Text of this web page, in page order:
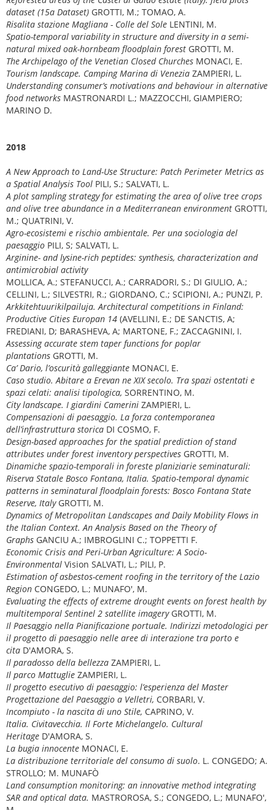
dataset (15a Dataset) GROTTI, M.; TOMAO, A.
Risalita stazione Magliana - Colle del Sole LENTINI, M.
Spatio-temporal variability in structure and diversity in a semi-
natural mixed oak-hornbeam floodplain forest GROTTI, M.
The Archipelago of the Venetian Closed Churches MONACI, E.
Tourism landscape. Camping Marina di Venezia ZAMPIERI, L.
Understanding consumer’s motivations and behaviour in alternative
food networks MASTRONARDI L.; MAZZOCCHI, GIAMPIERO;
MARINO D.
2018
A New Approach to Land-Use Structure: Patch Perimeter Metrics as
a Spatial Analysis Tool PILI, S.; SALVATI, L.
A plot sampling strategy for estimating the area of olive tree crops
and olive tree abundance in a Mediterranean environment GROTTI,
M.; QUATRINI, V.
Agro-ecosistemi e rischio ambientale. Per una sociologia del
paesaggio PILI, S; SALVATI, L.
Arginine- and lysine-rich peptides: synthesis, characterization and
antimicrobial activity
MOLLICA, A.; STEFANUCCI, A.; CARRADORI, S.; DI GIULIO, A.;
CELLINI, L.; SILVESTRI, R.; GIORDANO, C.; SCIPIONI, A.; PUNZI, P.
Arkkitehtuurikilpailuja. Architectural competitions in Finland:
Productive Cities Europan 14 (AVELLINI, E.; DE SANCTIS, A;
FREDIANI, D; BARASHEVA, A; MARTONE, F.; ZACCAGNINI, I.
Assessing accurate stem taper functions for poplar
plantations GROTTI, M.
Ca’ Dario, l’oscurità galleggiante MONACI, E.
Caso studio. Abitare a Erevan ne XIX secolo. Tra spazi ostentati e
spazi celati: analisi tipologica, SORRENTINO, M.
City landscape. I giardini Camerini ZAMPIERI, L.
Compensazioni di paesaggio. La forza contemporanea
dell’infrastruttura storica DI COSMO, F.
Design-based approaches for the spatial prediction of stand
attributes under forest inventory perspectives GROTTI, M.
Dinamiche spazio-temporali in foreste planiziarie seminaturali:
Riserva Statale Bosco Fontana, Italia. Spatio-temporal dynamic
patterns in seminatural floodplain forests: Bosco Fontana State
Reserve, ItalyGROTTI, M.
Dynamics of Metropolitan Landscapes and Daily Mobility Flows in
the Italian Context. An Analysis Based on the Theory of
Graphs GANCIU A.; IMBROGLINI C.; TOPPETTI F.
Economic Crisis and Peri-Urban Agriculture: A Socio-
Environmental Vision SALVATI, L.; PILI, P.
Estimation of asbestos-cement roofing in the territory of the Lazio
Region CONGEDO, L.; MUNAFO', M.
Evaluating the effects of extreme drought events on forest health by
multitemporal Sentinel 2 satellite imageryGROTTI, M.
Il Paesaggio nella Pianificazione portuale. Indirizzi metodologici per
il progetto di paesaggio nelle aree di interazione tra porto e
cita D'AMORA, S.
Il paradosso della bellezza ZAMPIERI, L.
Il parco Mattuglie ZAMPIERI, L.
Il progetto esecutivo di paesaggio: l’esperienza del Master
Progettazione del Paesaggio a Velletri, CORBARI, V.
Incompiuto - la nascita di uno Stile, CAPRINO, V.
Italia. Civitavecchia. Il Forte Michelangelo. Cultural
Heritage D'AMORA, S.
La bugia innocente MONACI, E.
La distribuzione territoriale del consumo di suolo. L. CONGEDO; A.
STROLLO; M. MUNAFÒ
Land consumption monitoring: an innovative method integrating
SAR and optical data. MASTROROSA, S.; CONGEDO, L.; MUNAFO',